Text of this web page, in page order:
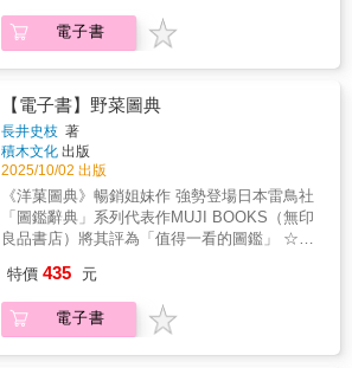
Review International）《豆漿》譜寫了一部關
於這種飲料的個案研究，探討營養社運分子如
何將其視為一項既現代又科學、具有國族建構
Anthropology）本書以引人入勝的筆觸，梳理
了一九二○年代初至一九三○年代末中國黃豆的
思想史，其關鍵之處在於作者成功挑戰了主流
敘事──即黃豆毫無疑問對所有人都有益的普遍
本質。──《醫學社會史》（Social History of
Medicine）《豆漿》呈現了動物奶與植物奶之
間轉換的原型，儘管是朝著相反的方向發生，
二十世紀初中國對於豆漿（即研磨黃豆製成的
簡樸產品，也是中國早餐的常見元素）的新興
熱忱。──《全球飲食史》（Global Food
History）對於研究現代中國的歷史學家，以及
物」。這是食物史由小觀大、引人入勝的精彩
傑作。──雷祥麟，中央研究院近代史研究所研
究員兼所長一本讓您喝得「飽」又喝得「營
的是中國現代史上國家發展的重大飲食與科技
問題。──皮國立，國立中央大學歷史所特聘教
授兼所長「豆漿」，一個再平常不過的營養早
餐飲品，竟然蘊含著龐大的歷史緣由與東西帝
國爭競的故事，且聽作者娓娓道來，一起從一
顆黃豆萌芽談起。──鄭俊德，閱讀人社群主編
這是一本極佳的著作，適合關注飲食議題的讀
者，特別是對黃豆感興趣的讀者。書中清晰地
梳理了豆漿生產、營養科學家和社會議題之間
意涵與理解。──《國際中國評論》（China
Review International）《豆漿》譜寫了一部關
於這種飲料的個案研究，探討營養社運分子如
走過的時光。同時邀請來自不同領域的受訪者
——作家洪愛珠、攝影師 Ivy Chen、落日飛車
鍵盤手小干、小四生江同學與 Uber 老爹——分
食文化的行家——有趣市集創辦人老丹、橘色
執行長袁悅苓與主廚 Iacopo Frassi，談談他們
的早餐心頭好。▍▏一口美味，背後是產業與
知識的累積 ▏▍台式早餐為何如此好吃——從
產業與經濟的視角解讀，本書邀請超商研發團
隊與業界職人，揭示從研發流程、供應鏈合作
到顧客洞察，如何推動看不見的改革。從飲食
細節與魔鬼。
百年的早餐文化之旅 ▏▍從日治時期的米飯與
醃蘿蔔、油條配杏仁茶，到戰後豆漿店的興
需，成為台灣人最深刻的日常記憶。▍▏台北
早餐大哉問，你是否也曾好奇？ ▏▍為什麼
「吐司、蛋餅、大冰奶」成為台式早餐的鐵三
角？買早餐送玩具又是誰的創意點子？上班族
的生活節奏，又怎麼影響早餐店的開門時間與
選址？這些關於早餐的小謎團，本書將為你一
一揭開。▍▏行家帶路，尋味台北的清晨日
常 ▏▍實地專訪多家代表性早餐店，如「早安
美芝城」、「阜杭豆漿」、「好初早餐」、
走過的時光。同時邀請來自不同領域的受訪者
——作家洪愛珠、攝影師 Ivy Chen、落日飛車
鍵盤手小干、小四生江同學與 Uber 老爹——分
電子書
【電子書】野菜圖典
長井史枝 著
積木文化 出版
2025/10/02 出版
《洋菓圖典》暢銷姐妹作 強勢登場日本雷鳥社
「圖鑑辭典」系列代表作MUJI BOOKS（無印
良品書店）將其評為「值得一看的圖鑑」 ☆
錄香草、豆類、山菜等多樣蔬菜，從選購、保
存到料理一手掌握 ★☆ 營養素功能解析 + 每
日攝取建議，打造健康均衡飲食 ☆★ 從田野到
特價 435 元
電子書